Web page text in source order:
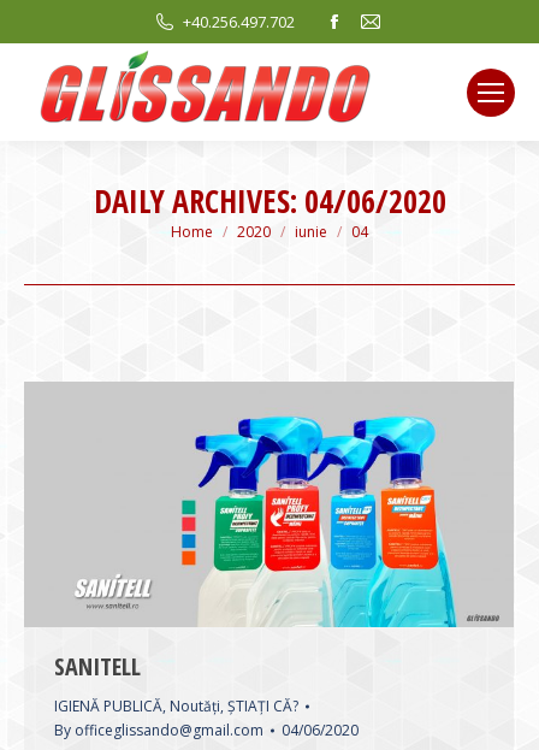
+40.256.497.702
Facebook
opens
in
new
Mail
new
DAILY ARCHIVES: 04/06/2020
You are here:
Home 2020 iunie 04
SANITELL
IGIENĂ PUBLICĂ, Noutăți,ȘTIAȚI CĂ?
By officeglissando@gmail.com 04/06/2020